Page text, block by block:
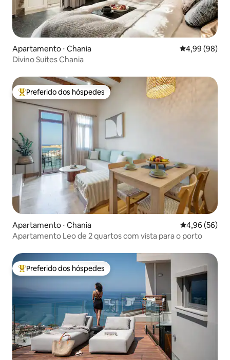
Apartamento ⋅ Chania 4,99 de uma
4,99 (98)
Divino Suites Chania
Entre os melhores preferidos dos hóspedes
Preferido dos hóspedes
Apartamento ⋅ Chania 4,96 de uma
4,96 (56)
Apartamento Leo de 2 quartos com vista para o porto
Entre os melhores preferidos dos hóspedes
Preferido dos hóspedes